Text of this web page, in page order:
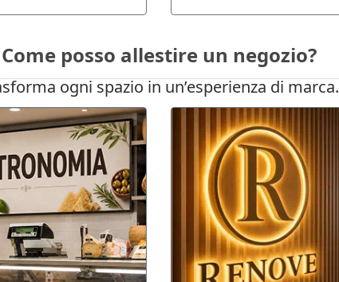
Come posso allestire un negozio?
ogni spazio in un’esperienza di marca.